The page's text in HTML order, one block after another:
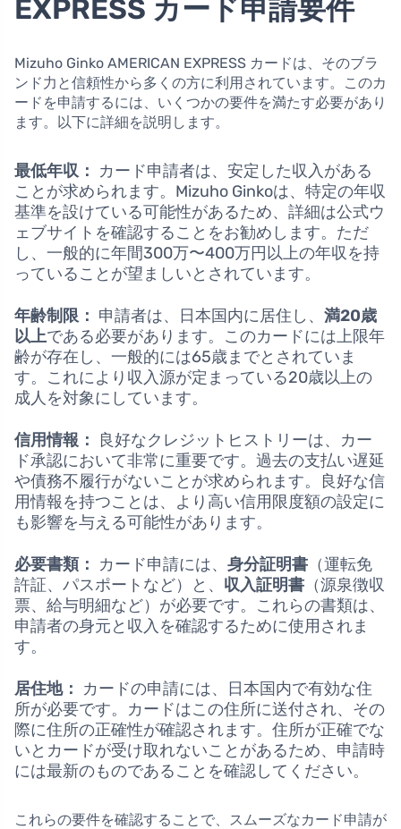
EXPRESS カード申請要件
Mizuho Ginko AMERICAN EXPRESS カードは、そのブラ
ンド力と信頼性から多くの方に利用されています。このカ
ードを申請するには、いくつかの要件を満たす必要があり
ます。以下に詳細を説明します。
最低年収： カード申請者は、安定した収入がある
ことが求められます。Mizuho Ginkoは、特定の年収
基準を設けている可能性があるため、詳細は公式ウ
ェブサイトを確認することをお勧めします。ただ
し、一般的に年間300万〜400万円以上の年収を持
っていることが望ましいとされています。
年齢制限： 申請者は、日本国内に居住し、 満20歳
以上である必要があります。このカードには上限年
齢が存在し、一般的には65歳までとされていま
す。これにより収入源が定まっている20歳以上の
成人を対象にしています。
信用情報：
良好なクレジットヒストリーは、カー
ド承認において非常に重要です。過去の支払い遅延
や債務不履行がないことが求められます。良好な信
用情報を持つことは、より高い信用限度額の設定に
も影響を与える可能性があります。
必要書類： カード申請には、 身分証明書 （運転免
許証、パスポートなど）と、 収入証明書 （源泉徴収
票、給与明細など）が必要です。これらの書類は、
申請者の身元と収入を確認するために使用されま
す。
居住地： カードの申請には、日本国内で有効な住
所が必要です。カードはこの住所に送付され、その
際に住所の正確性が確認されます。住所が正確でな
いとカードが受け取れないことがあるため、申請時
には最新のものであることを確認してください。
これらの要件を確認することで、スムーズなカード申請が